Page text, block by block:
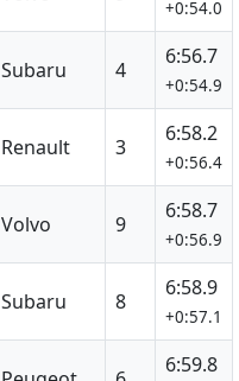
+0:54.0
Subaru 4
6:56.7
+0:54.9
Renault 3
6:58.2
+0:56.4
Volvo 9
6:58.7
+0:56.9
Subaru 8
6:58.9
+0:57.1
6:59.8